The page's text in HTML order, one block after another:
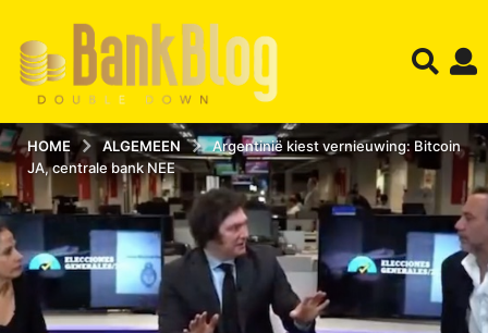
HOME ALGEMEEN
Argentinië kiest vernieuwing: Bitcoin
JA, centrale bank NEE